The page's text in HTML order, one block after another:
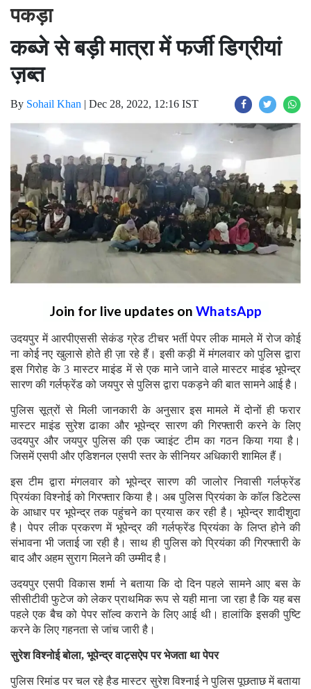
पकड़ा
कब्जे से बड़ी मात्रा में फर्जी डिग्रीयां
ज़ब्त
By Sohail Khan | Dec 28, 2022, 12:16 IST
Join for live updates on WhatsApp
उदयपुर में आरपीएससी सेकंड ग्रेड टीचर भर्ती पेपर लीक मामले में रोज कोई
ना कोई नए खुलासे होते ही ज़ा रहे हैं। इसी कड़ी में मंगलवार को पुलिस द्वारा
इस गिरोह के 3 मास्टर माइंड में से एक माने जाने वाले मास्टर माइंड भूपेन्द्र
सारण की गर्लफ्रेंड को जयपुर से पुलिस द्वारा पकड़ने की बात सामने आई है।
पुलिस सूत्रों से मिली जानकारी के अनुसार इस मामले में दोनों ही फरार
मास्टर माइंड सुरेश ढाका और भूपेन्द्र सारण की गिरफ्तारी करने के लिए
उदयपुर और जयपुर पुलिस की एक ज्वाइंट टीम का गठन किया गया है।
जिसमें एसपी और एडिशनल एसपी स्तर के सीनियर अधिकारी शामिल हैं।
इस टीम द्वारा मंगलवार को भूपेन्द्र सारण की जालोर निवासी गर्लफ्रेंड
प्रियंका विश्नोई को गिरफ्तार किया है। अब पुलिस प्रियंका के कॉल डिटेल्स
के आधार पर भूपेन्द्र तक पहुंचने का प्रयास कर रही है। भूपेन्द्र शादीशुदा
है। पेपर लीक प्रकरण में भूपेन्द्र की गर्लफ्रेंड प्रियंका के लिप्त होने की
संभावना भी जताई जा रही है। साथ ही पुलिस को प्रियंका की गिरफ्तारी के
बाद और अहम सुराग मिलने की उम्मीद है।
उदयपुर एसपी विकास शर्मा ने बताया कि दो दिन पहले सामने आए बस के
सीसीटीवी फुटेज को लेकर प्राथमिक रूप से यही माना जा रहा है कि यह बस
पहले एक बैच को पेपर सॉल्व कराने के लिए आई थी। हालांकि इसकी पुष्टि
करने के लिए गहनता से जांच जारी है।
सुरेश विश्नोई बोला, भूपेन्द्र वाट्सऐप पर भेजता था पेपर
पुलिस रिमांड पर चल रहे हैड मास्टर सुरेश विश्नाई ने पुलिस पूछताछ में बताया